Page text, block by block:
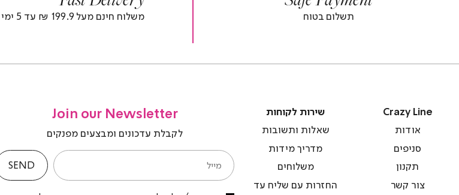
banner
(4)
תשלום בטוח
banner
(4)משלוח חינם מעל 199.9 ₪ עד 5 ימי עסקים
Crazy
Crazy Line
אודות
סניפים
תקנון
צור קשר
שירות
שירות לקוחות
שאלות ותשובות
מדריך מידות
משלוחים
החזרות עם שליח עד
Join our Newsletter
לקבלת עדכונים ומבצעים מפנקים
מייל SEND